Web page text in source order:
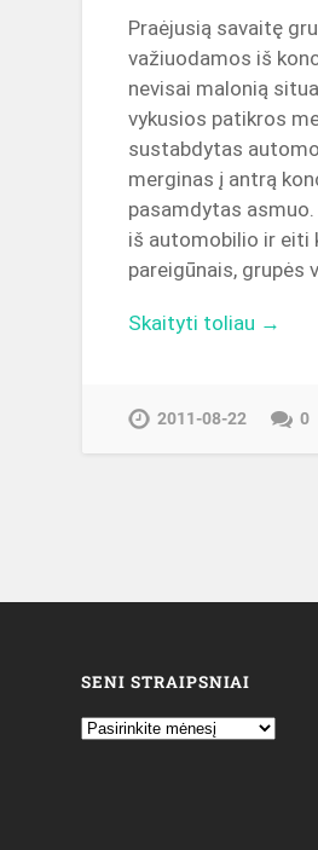
Praėjusią savaitę
važiuodamos iš
nevisai malonią
vykusios patikros
sustabdytas
merginas į antrą
pasamdytas
iš automobilio ir eiti
pareigūnais, grupės
Skaityti toliau →
2011-08-22 0
SENI STRAIPSNIAI